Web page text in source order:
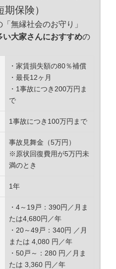
保険）
無縁社会のお守り」
い大家さんにおすすめの
・家賃損失額の80％補償
・最長12ヶ月
・1事故につき200万円ま
で
1事故につき100万円まで
事故見舞金（5万円）
※原状回復費用が5万円未
満のとき
1年
・4～19戸：390円／月ま
たは4,680円／年
・20～49戸：340円 ／月
または 4,080 円／年
・50戸～：280 円／月ま
たは 3,360 円／年